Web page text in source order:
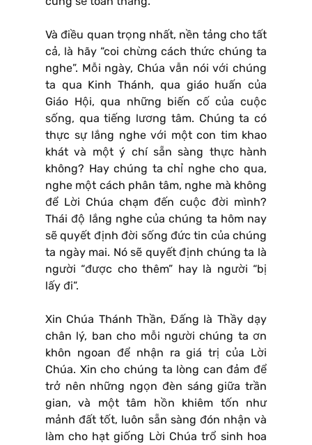
Và điều quan trọng nhất, nền tảng cho tất
cả, là hãy “coi chừng cách thức chúng ta
nghe”. Mỗi ngày, Chúa vẫn nói với chúng
ta qua Kinh Thánh, qua giáo huấn của
Giáo Hội, qua những biến cố của cuộc
sống, qua tiếng lương tâm. Chúng ta có
thực sự lắng nghe với một con tim khao
khát và một ý chí sẵn sàng thực hành
không? Hay chúng ta chỉ nghe cho qua,
nghe một cách phân tâm, nghe mà không
để Lời Chúa chạm đến cuộc đời mình?
Thái độ lắng nghe của chúng ta hôm nay
sẽ quyết định đời sống đức tin của chúng
ta ngày mai. Nó sẽ quyết định chúng ta là
người “được cho thêm” hay là người “bị
lấy đi”.
Xin Chúa Thánh Thần, Đấng là Thầy dạy
chân lý, ban cho mỗi người chúng ta ơn
khôn ngoan để nhận ra giá trị của Lời
Chúa. Xin cho chúng ta lòng can đảm để
trở nên những ngọn đèn sáng giữa trần
gian, và một tâm hồn khiêm tốn như
mảnh đất tốt, luôn sẵn sàng đón nhận và
làm cho hạt giống Lời Chúa trổ sinh hoa